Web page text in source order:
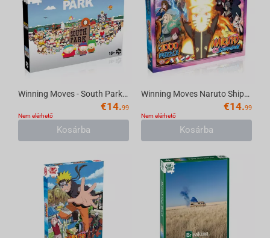
Winning Moves - South Park Puzzles 1000 pcs
€14.99
Nem elérhető
Kosárba
Winning Moves Naruto Shippuden - 1000 Piece Jigsaw Puzzle
€14.99
Nem elérhető
Kosárba